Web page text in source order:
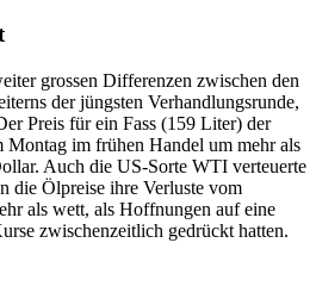
grossen Differenzen zwischen den
der jüngsten Verhandlungsrunde,
Preis für ein Fass (159 Liter) der
Montag im frühen Handel um mehr als
Auch die US-Sorte WTI verteuerte
die Ölpreise ihre Verluste vom
als wett, als Hoffnungen auf eine
zwischenzeitlich gedrückt hatten.